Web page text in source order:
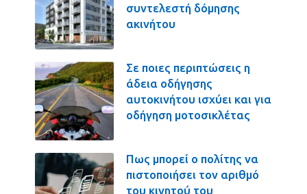
συντελεστή δόμησης
ακινήτου
Σε ποιες περιπτώσεις η
άδεια οδήγησης
αυτοκινήτου ισχύει και για
οδήγηση μοτοσικλέτας
Πως μπορεί ο πολίτης να
πιστοποιήσει τον αριθμό
του κινητού του